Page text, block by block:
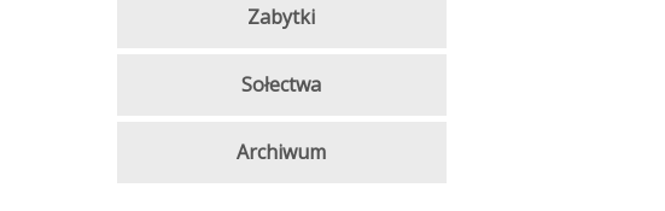
Zabytki
Sołectwa
Archiwum